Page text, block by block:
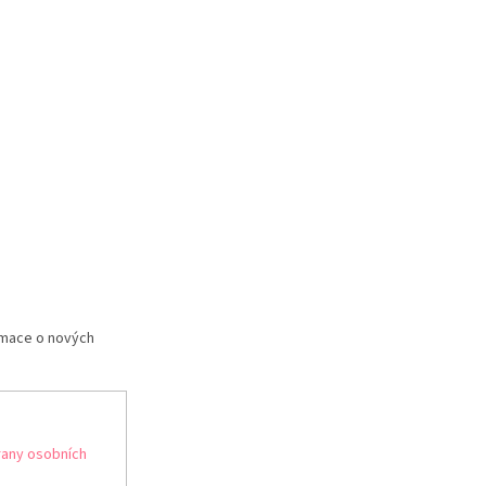
o nových
osobních